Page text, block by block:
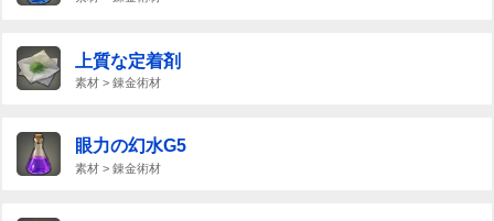
上質な定着剤
素材 > 錬金術材
眼力の幻水G5
素材 > 錬金術材